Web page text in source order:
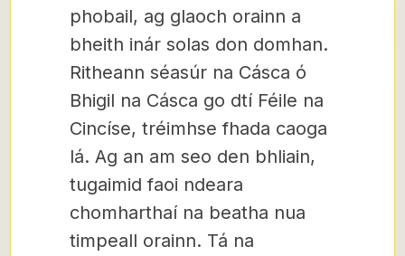
phobail, ag glaoch orainn a
bheith inár solas don domhan.
Ritheann séasúr na Cásca ó
Bhigil na Cásca go dtí Féile na
Cincíse, tréimhse fhada caoga
lá. Ag an am seo den bhliain,
tugaimid faoi ndeara
chomharthaí na beatha nua
timpeall orainn. Tá na